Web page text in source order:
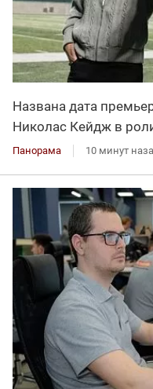
Названа дата
Николас Кейдж в
Панорама 10 минут